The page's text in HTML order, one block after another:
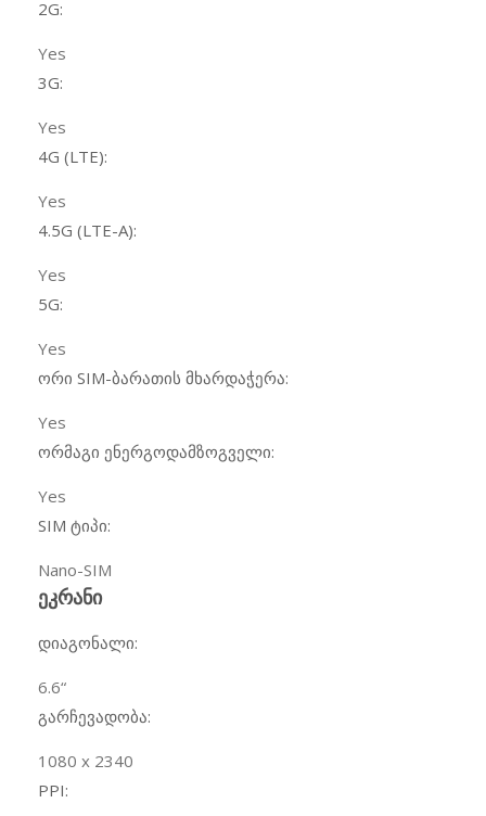
2G:
Yes
3G:
Yes
4G (LTE):
Yes
4.5G (LTE-A):
Yes
5G:
Yes
ორი SIM-ბარათის მხარდაჭერა:
Yes
ორმაგი ენერგოდამზოგველი:
Yes
SIM ტიპი:
Nano-SIM
ეკრანი
დიაგონალი:
6.6“
გარჩევადობა:
1080 x 2340
PPI: